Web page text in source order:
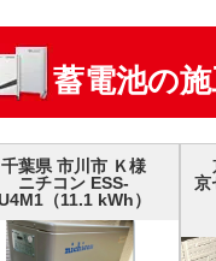
蓄電池の施
千葉県 市川市 Ｋ様
ニチコン ESS-
（11.1 kWh）
京